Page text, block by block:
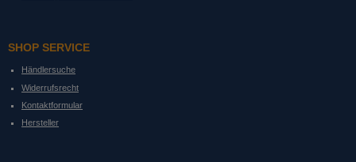
SHOP SERVICE
Händlersuche
Widerrufsrecht
Kontaktformular
Hersteller